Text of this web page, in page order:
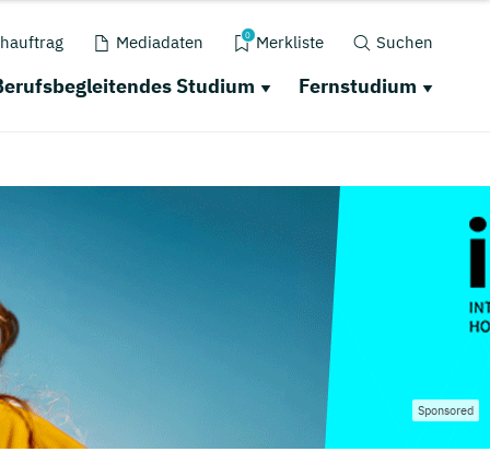
Mediadaten 0 Merkliste Suchen
Studium Fernstudium
Sponsored